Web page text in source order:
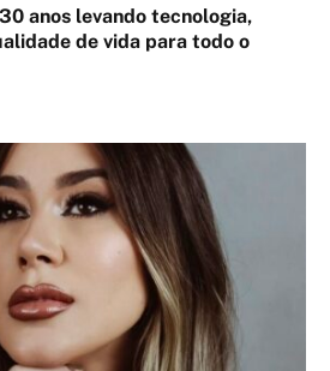
anos levando tecnologia,
de vida para todo o